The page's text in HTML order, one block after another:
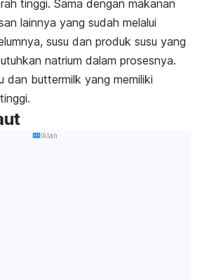
tinggi. Sama dengan makanan
lainnya yang sudah melalui
susu dan produk susu yang
natrium dalam prosesnya.
dan buttermilk yang memiliki
Iklan